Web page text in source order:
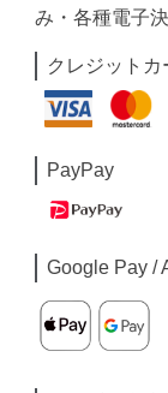
み・各種電子
クレジットカ
PayPay
Google Pay /